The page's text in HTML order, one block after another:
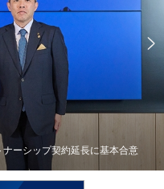
ーシップ契約延長に基本合意